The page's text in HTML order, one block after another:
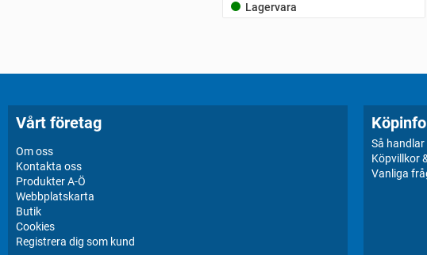
Lagervara
Vårt företag
Om oss
Kontakta oss
Produkter A-Ö
Webbplatskarta
Butik
Cookies
Registrera dig som kund
Köpinfo
Så
Köpvillkor
Vanliga